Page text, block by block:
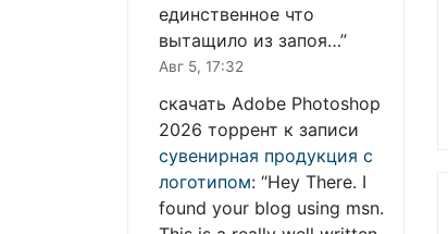
единственное что
вытащило из запоя…”
Авг 5, 17:32
скачать Adobe Photoshop
2026 торрент к записи
сувенирная продукция с
логотипом: “Hey There. I
found your blog using msn.